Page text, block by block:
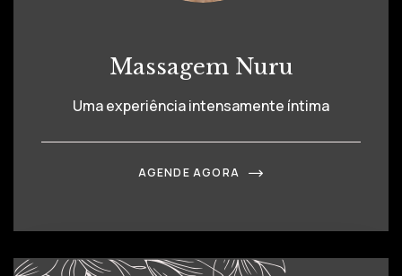
Massagem Nuru
Uma experiência intensamente íntima
AGENDE AGORA